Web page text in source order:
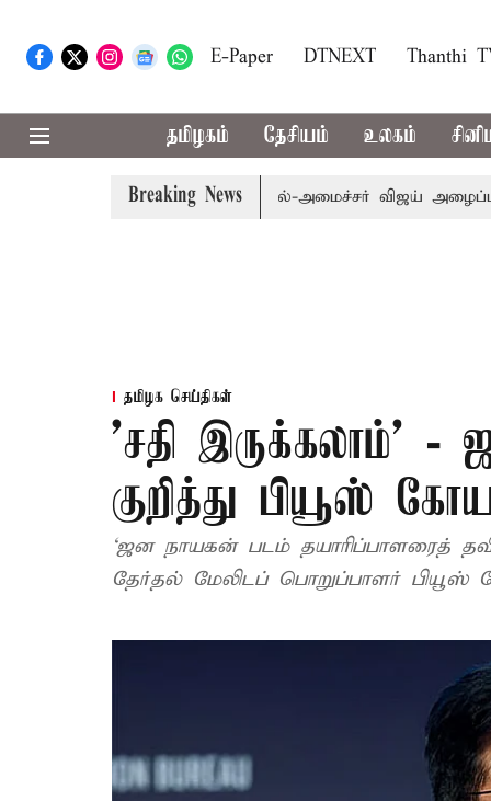
E-Paper DTNEXT Thanthi
தமிழகம் தேசியம் உலகம்
Breaking News
கூட்டத்துக்கு முதல்-அமைச்சர் விஜய் அழைப்பு
தமிழக செய்திகள்
'சதி இருக்கலாம்' -
குறித்து பியூஸ்
‘ஜன நாயகன் படம் தயாரிப்பாளரைத்
தேர்தல் மேலிடப் பொறுப்பாளர் பியூஸ்